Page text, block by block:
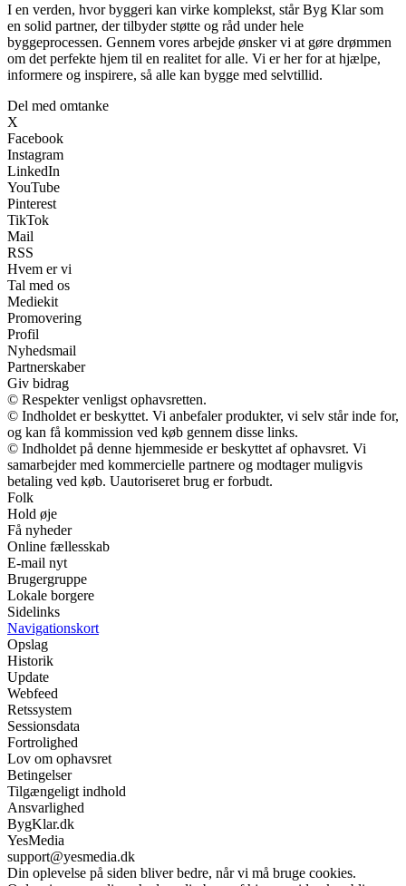
I en verden, hvor byggeri kan virke komplekst, står Byg Klar som
en solid partner, der tilbyder støtte og råd under hele
byggeprocessen. Gennem vores arbejde ønsker vi at gøre drømmen
om det perfekte hjem til en realitet for alle. Vi er her for at hjælpe,
informere og inspirere, så alle kan bygge med selvtillid.
Del med omtanke
X
Facebook
Instagram
LinkedIn
YouTube
Pinterest
TikTok
Mail
RSS
Hvem er vi
Tal med os
Mediekit
Promovering
Profil
Nyhedsmail
Partnerskaber
Giv bidrag
© Respekter venligst ophavsretten.
© Indholdet er beskyttet. Vi anbefaler produkter, vi selv står inde for,
og kan få kommission ved køb gennem disse links.
© Indholdet på denne hjemmeside er beskyttet af ophavsret. Vi
samarbejder med kommercielle partnere og modtager muligvis
betaling ved køb. Uautoriseret brug er forbudt.
Folk
Hold øje
Få nyheder
Online fællesskab
E-mail nyt
Brugergruppe
Lokale borgere
Sidelinks
Navigationskort
Opslag
Historik
Update
Webfeed
Retssystem
Sessionsdata
Fortrolighed
Lov om ophavsret
Betingelser
Tilgængeligt indhold
Ansvarlighed
BygKlar.dk
YesMedia
support@yesmedia.dk
Din oplevelse på siden bliver bedre, når vi må bruge cookies.